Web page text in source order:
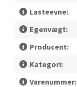
Lasteevne:
Egenvægt:
Producent:
Kategori:
Varenummer: